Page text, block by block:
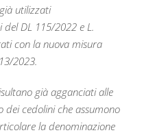
utilizzati
DL 115/2022 e L.
con la nuova misura
2023.
già agganciati alle
dei cedolini che assumono
la denominazione